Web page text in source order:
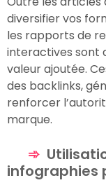
diversifier vos
les rapports de
interactives sont
valeur ajoutée.
des backlinks,
renforcer
marque.
infographies